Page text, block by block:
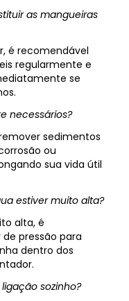
as mangueiras
é recomendável
regularmente e
se
necessários?
sedimentos
ou
sua vida útil
estiver muito alta?
alta, é
pressão para
dentro dos
sozinho?